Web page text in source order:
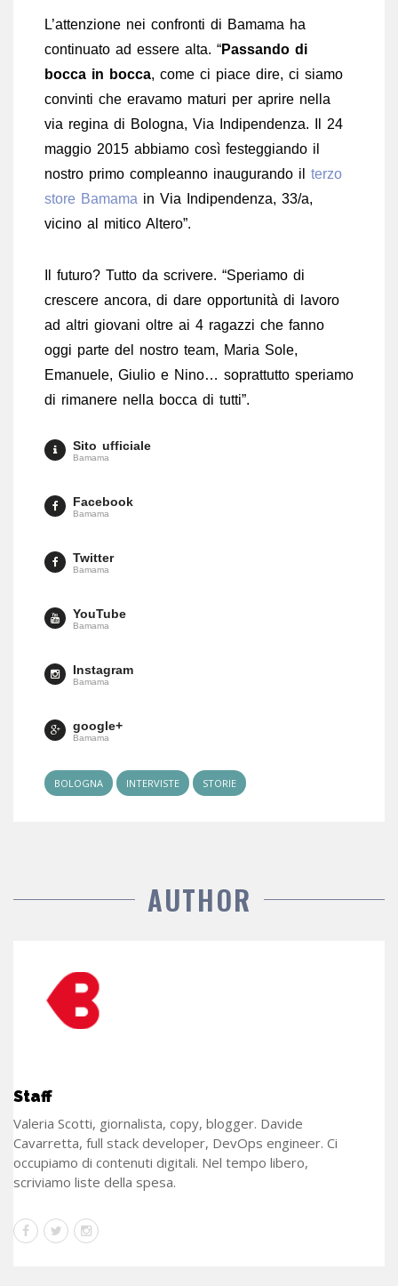
L’attenzione nei confronti di Bamama ha
continuato ad essere alta. “Passando di
bocca in bocca, come ci piace dire, ci siamo
convinti che eravamo maturi per aprire nella
via regina di Bologna, Via Indipendenza. Il 24
maggio 2015 abbiamo così festeggiando il
nostro primo compleanno inaugurando il terzo
store Bamama in Via Indipendenza, 33/a,
vicino al mitico Altero”.
Il futuro? Tutto da scrivere. “Speriamo di
crescere ancora, di dare opportunità di lavoro
ad altri giovani oltre ai 4 ragazzi che fanno
oggi parte del nostro team, Maria Sole,
Emanuele, Giulio e Nino… soprattutto speriamo
di rimanere nella bocca di tutti”.
Sito ufficiale
Bamama
Facebook
Bamama
Twitter
Bamama
YouTube
Bamama
Instagram
Bamama
google+
Bamama
BOLOGNA INTERVISTE STORIE
AUTHOR
Staff
Valeria Scotti, giornalista, copy, blogger. Davide
Cavarretta, full stack developer, DevOps engineer. Ci
occupiamo di contenuti digitali. Nel tempo libero,
scriviamo liste della spesa.